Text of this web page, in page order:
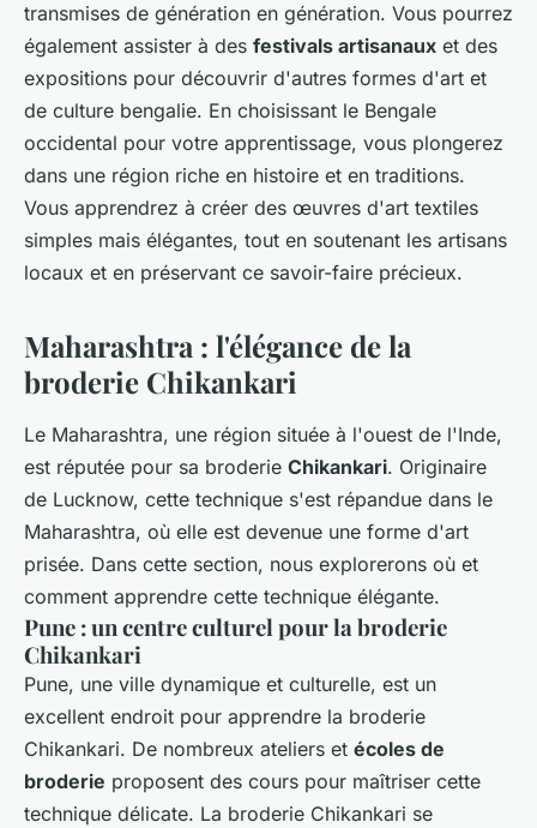
transmises de génération en génération. Vous pourrez
également assister à des festivals artisanaux et des
expositions pour découvrir d'autres formes d'art et
de culture bengalie. En choisissant le Bengale
occidental pour votre apprentissage, vous plongerez
dans une région riche en histoire et en traditions.
Vous apprendrez à créer des œuvres d'art textiles
simples mais élégantes, tout en soutenant les artisans
locaux et en préservant ce savoir-faire précieux.
Maharashtra : l'élégance de la
broderie Chikankari
Le Maharashtra, une région située à l'ouest de l'Inde,
est réputée pour sa broderie Chikankari. Originaire
de Lucknow, cette technique s'est répandue dans le
Maharashtra, où elle est devenue une forme d'art
prisée. Dans cette section, nous explorerons où et
comment apprendre cette technique élégante.
Pune : un centre culturel pour la broderie
Chikankari
Pune, une ville dynamique et culturelle, est un
excellent endroit pour apprendre la broderie
Chikankari. De nombreux ateliers et écoles de
broderie proposent des cours pour maîtriser cette
technique délicate. La broderie Chikankari se